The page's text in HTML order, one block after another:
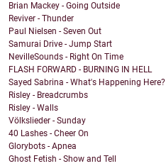
Brian Mackey - Going Outside
Reviver - Thunder
Paul Nielsen - Seven Out
Samurai Drive - Jump Start
NevilleSounds - Right On Time
FLASH FORWARD - BURNING IN HELL
Sayed Sabrina - What's Happening Here?
Risley - Breadcrumbs
Risley - Walls
Völkslieder - Sunday
40 Lashes - Cheer On
Glorybots - Apnea
Ghost Fetish - Show and Tell